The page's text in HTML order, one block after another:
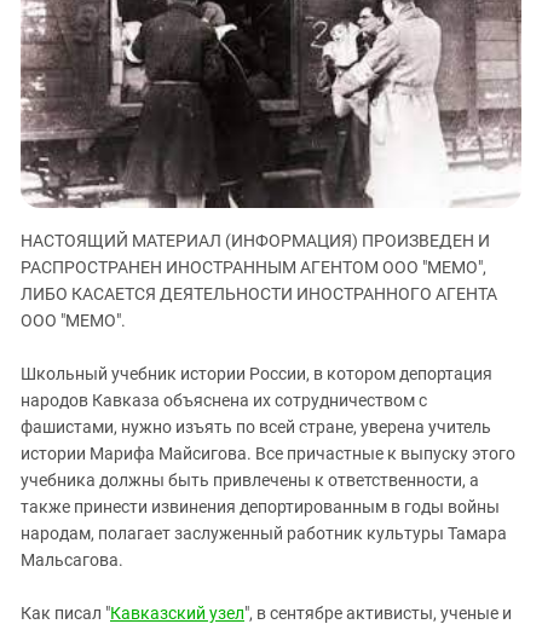
ЗАСТАВЛЯЕТ
КАВКАЗ ЗА ПАЛЕСТИНУ
ИНАКОМЫСЛИЕ В ЧЕЧНЕ
ПРЕСЛЕДОВАНИЕ АКТИВИСТОВ
МОБИЛИЗАЦИЯ И ПРОТЕСТЫ
Дагестан
Ингушетия
Кабардино-Балкария
Калмыкия
Карачаево-Черкесия
Краснодарский край
Нагорный Карабах
Ростовская область
СКФО
Ставропольский край
Чечня
Южная Осетия
Южный Кавказ
НАСТОЯЩИЙ МАТЕРИАЛ (ИНФОРМАЦИЯ) ПРОИЗВЕДЕН И
РАСПРОСТРАНЕН ИНОСТРАННЫМ АГЕНТОМ ООО "МЕМО",
ЛИБО КАСАЕТСЯ ДЕЯТЕЛЬНОСТИ ИНОСТРАННОГО АГЕНТА
ООО "МЕМО".
Школьный учебник истории России, в котором депортация
народов Кавказа объяснена их сотрудничеством с
фашистами, нужно изъять по всей стране, уверена учитель
истории Марифа Майсигова. Все причастные к выпуску этого
учебника должны быть привлечены к ответственности, а
также принести извинения депортированным в годы войны
народам, полагает заслуженный работник культуры Тамара
Мальсагова.
Как писал "Кавказский узел", в сентябре активисты, ученые и